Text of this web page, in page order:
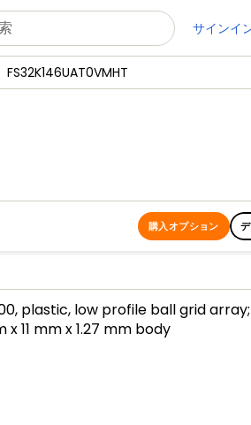
サインイ
FS32K146UAT0VMHT
購入オプション
plastic, low profile ball grid array;
x 11 mm x 1.27 mm body